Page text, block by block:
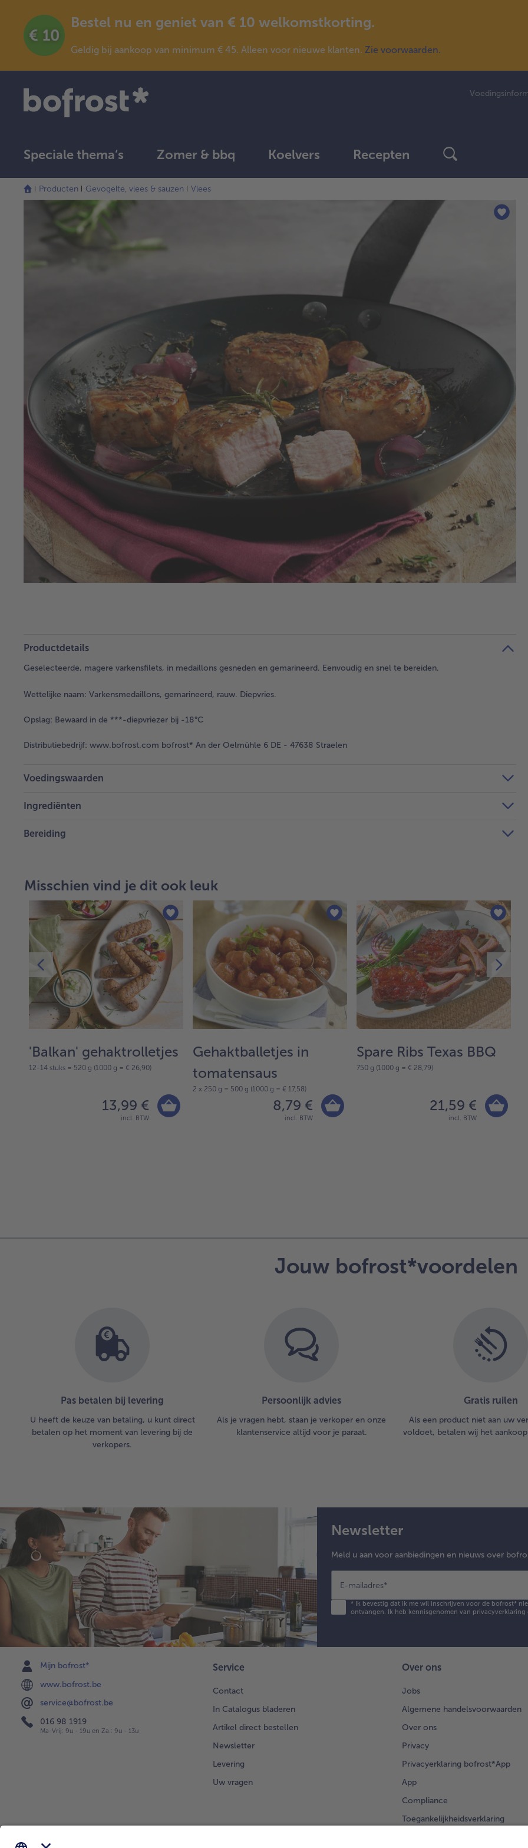
Bestel nu en geniet van € 10 welkomstkorting.
Geldig bij aankoop van minimum € 45. Alleen voor nieuwe klanten. Zie voorwaarden.
Speciale thema‘s Zomer & bbq Koelvers Recepten
Producten Gevogelte, vlees & sauzen Vlees
Productdetails
Geselecteerde, magere varkensfilets, in medaillons gesneden en gemarineerd. Eenvoudig en snel te bereiden.
Wettelijke naam: Varkensmedaillons, gemarineerd, rauw. Diepvries.
Opslag: Bewaard in de ***-diepvriezer bij -18°C
Distributiebedrijf: www.bofrost.com bofrost* An der Oelmühle 6 DE - 47638 Straelen
Voedingswaarden
Ingrediënten
Bereiding
Misschien vind je dit ook leuk
'Balkan' gehaktrolletjes
12-14 stuks = 520 g (1000 g = € 26,90)
13,99 €
incl. BTW
Gehaktballetjes in
tomatensaus
2 x 250 g = 500 g (1000 g = € 17,58)
8,79 €
incl. BTW
Spare Ribs Texas BBQ
750 g (1000 g = € 28,79)
21,59 €
incl. BTW
Jouw bofrost*voordelen
Pas betalen bij levering
U heeft de keuze van betaling, u kunt direct
betalen op het moment van levering bij de
verkopers.
Persoonlijk advies
Als je vragen hebt, staan je verkoper en onze
klantenservice altijd voor je paraat.
Gratis ruilen
Als een product niet aan uw
voldoet, betalen wij het
Newsletter
Meld u aan voor aanbiedingen en nieuws over
E-mailadres*
*Ik bevestig dat ik me wil inschrijven voor de bofrost*
ontvangen. Ik heb kennisgenomen van privacyverklaring
Mijn bofrost*
www.bofrost.be
service@bofrost.be
016 98 1919
Ma-Vrij: 9u - 19u en Za.: 9u - 13u
Service
Contact
In Catalogus bladeren
Artikel direct bestellen
Newsletter
Levering
Uw vragen
Over ons
Jobs
Algemene handelsvoorwaarden
Over ons
Privacy
Privacyerklaring bofrost*App
App
Compliance
Toegankelijkheidsverklaring